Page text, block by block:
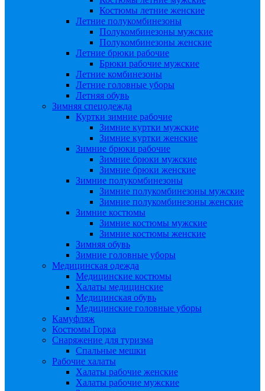
Костюмы летние женские
Летние полукомбинезоны
Полукомбинезоны мужские
Полукомбинезоны женские
Летние брюки рабочие
Брюки рабочие мужские
Летние комбинезоны
Летние головные уборы
Летняя обувь
Зимняя спецодежда
Куртки зимние рабочие
Зимние куртки мужские
Зимние куртки женские
Зимние брюки рабочие
Зимние брюки мужские
Зимние брюки женские
Зимние полукомбинезоны
Зимние полукомбинезоны мужские
Зимние полукомбинезоны женские
Зимние костюмы
Зимние костюмы мужские
Зимние костюмы женские
Зимняя обувь
Зимние головные уборы
Медицинская одежда
Медицинские костюмы
Халаты медицинские
Медицинская обувь
Медицинские головные уборы
Камуфляж
Костюмы Горка
Снаряжение для туризма
Спальные мешки
Рабочие халаты
Халаты рабочие женские
Халаты рабочие мужские